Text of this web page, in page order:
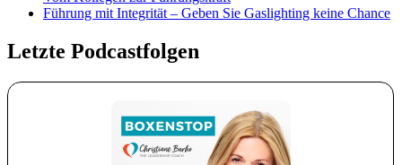
Führung mit Integrität – Geben Sie Gaslighting keine Chance
Letzte Podcastfolgen